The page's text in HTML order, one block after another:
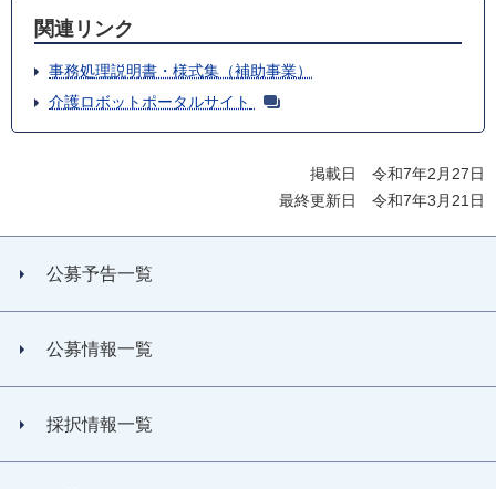
関連リンク
事務処理説明書・様式集（補助事業）
介護ロボットポータルサイト
掲載日 令和7年2月27日
最終更新日 令和7年3月21日
公募予告一覧
公募情報一覧
採択情報一覧